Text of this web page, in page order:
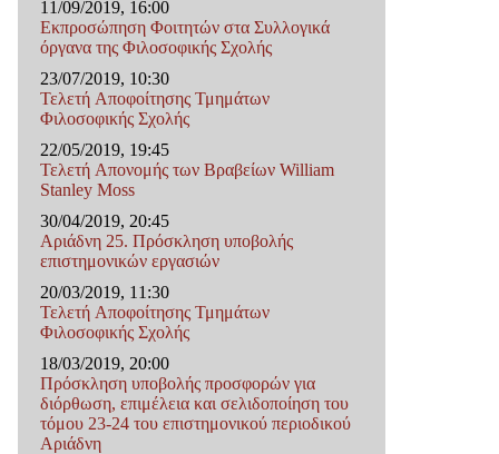
11/09/2019, 16:00
Εκπροσώπηση Φοιτητών στα Συλλογικά
όργανα της Φιλοσοφικής Σχολής
23/07/2019, 10:30
Τελετή Αποφοίτησης Τμημάτων
Φιλοσοφικής Σχολής
22/05/2019, 19:45
Τελετή Απονομής των Βραβείων William
Stanley Moss
30/04/2019, 20:45
Αριάδνη 25. Πρόσκληση υποβολής
επιστημονικών εργασιών
20/03/2019, 11:30
Τελετή Αποφοίτησης Τμημάτων
Φιλοσοφικής Σχολής
18/03/2019, 20:00
Πρόσκληση υποβολής προσφορών για
διόρθωση, επιμέλεια και σελιδοποίηση του
τόμου 23-24 του επιστημονικού περιοδικού
Αριάδνη